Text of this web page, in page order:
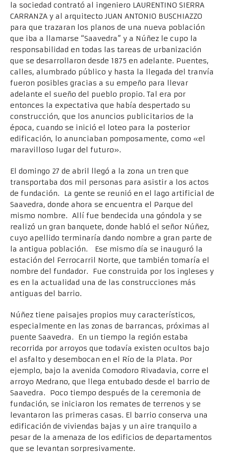
la sociedad contrató al ingeniero LAURENTINO SIERRA
CARRANZA y al arquitecto JUAN ANTONIO BUSCHIAZZO
para que trazaran los planos de una nueva población
que iba a llamarse “Saavedra” y a Núñez le cupo la
responsabilidad en todas las tareas de urbanización
que se desarrollaron desde 1875 en adelante. Puentes,
calles, alumbrado público y hasta la llegada del tranvía
fueron posibles gracias a su empeño para llevar
adelante el sueño del pueblo propio. Tal era por
entonces la expectativa que había despertado su
construcción, que los anuncios publicitarios de la
época, cuando se inició el loteo para la posterior
edificación, lo anunciaban pomposamente, como «el
maravilloso lugar del futuro».
El domingo 27 de abril llegó a la zona un tren que
transportaba dos mil personas para asistir a los actos
de fundación. La gente se reunió en el lago artificial de
Saavedra, donde ahora se encuentra el Parque del
mismo nombre. Allí fue bendecida una góndola y se
realizó un gran banquete, donde habló el señor Núñez,
cuyo apellido terminaría dando nombre a gran parte de
la antigua población. Ese mismo día se inauguró la
estación del Ferrocarril Norte, que también tomaría el
nombre del fundador. Fue construida por los ingleses y
es en la actualidad una de las construcciones más
antiguas del barrio.
Núñez tiene paisajes propios muy característicos,
especialmente en las zonas de barrancas, próximas al
puente Saavedra. En un tiempo la región estaba
recorrida por arroyos que todavía existen ocultos bajo
el asfalto y desembocan en el Río de la Plata. Por
ejemplo, bajo la avenida Comodoro Rivadavia, corre el
arroyo Medrano, que llega entubado desde el barrio de
Saavedra. Poco tiempo después de la ceremonia de
fundación, se iniciaron los remates de terrenos y se
levantaron las primeras casas. El barrio conserva una
edificación de viviendas bajas y un aire tranquilo a
pesar de la amenaza de los edificios de departamentos
que se levantan sorpresivamente.